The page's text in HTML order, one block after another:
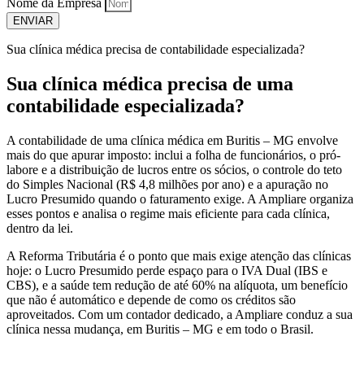
ENVIAR
Sua clínica médica precisa de contabilidade especializada?
Sua clínica médica precisa de uma
contabilidade especializada?
A contabilidade de uma clínica médica em Buritis – MG envolve
mais do que apurar imposto: inclui a folha de funcionários, o pró-
labore e a distribuição de lucros entre os sócios, o controle do teto
do Simples Nacional (R$ 4,8 milhões por ano) e a apuração no
Lucro Presumido quando o faturamento exige. A Ampliare organiza
esses pontos e analisa o regime mais eficiente para cada clínica,
dentro da lei.
A Reforma Tributária é o ponto que mais exige atenção das clínicas
hoje: o Lucro Presumido perde espaço para o IVA Dual (IBS e
CBS), e a saúde tem redução de até 60% na alíquota, um benefício
que não é automático e depende de como os créditos são
aproveitados. Com um contador dedicado, a Ampliare conduz a sua
clínica nessa mudança, em Buritis – MG e em todo o Brasil.